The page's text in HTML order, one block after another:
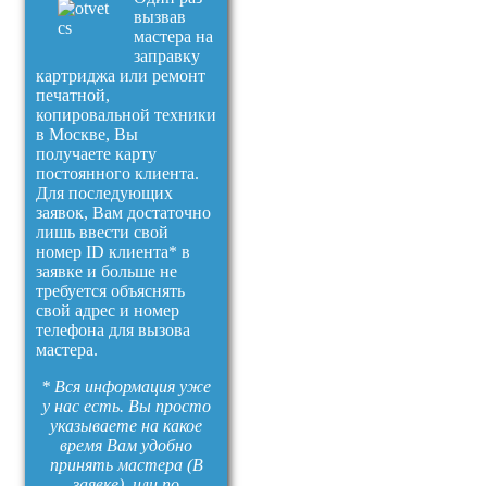
вызвав
мастера на
заправку
картриджа или ремонт
печатной,
копировальной техники
в Москве, Вы
получаете карту
постоянного клиента.
Для последующих
заявок, Вам достаточно
лишь ввести свой
номер ID клиента* в
заявке и больше не
требуется объяснять
свой адрес и номер
телефона для вызова
мастера.
* Вся информация уже
у нас есть. Вы просто
указываете на какое
время Вам удобно
принять мастера (В